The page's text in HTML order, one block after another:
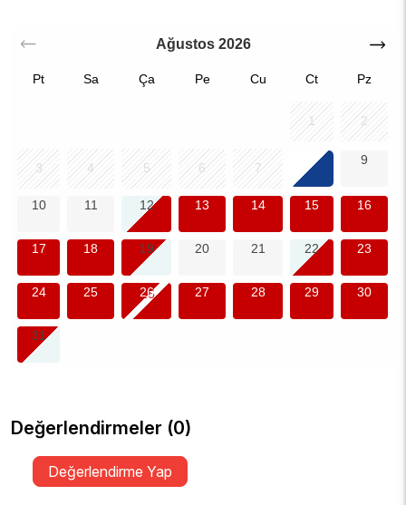
Ağustos 2026
Pt Sa Ça Pe Cu Ct Pz
1 2
3 4 5 6 7
9
10 11 12 13 14 15 16
17 18 19 20 21 22 23
24 25 26 27 28 29 30
31
Değerlendirmeler (0)
Değerlendirme Yap